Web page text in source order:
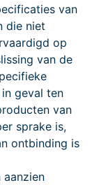
van
die niet
op
van de
geval ten
van
sprake is,
ontbinding is